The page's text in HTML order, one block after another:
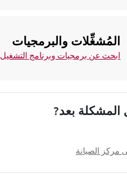
المُشغِّلات والبرمجيات
ابحث عن برمجيات وبرنامج التشغيل
المشكلة بعد?
مركز الصيانة